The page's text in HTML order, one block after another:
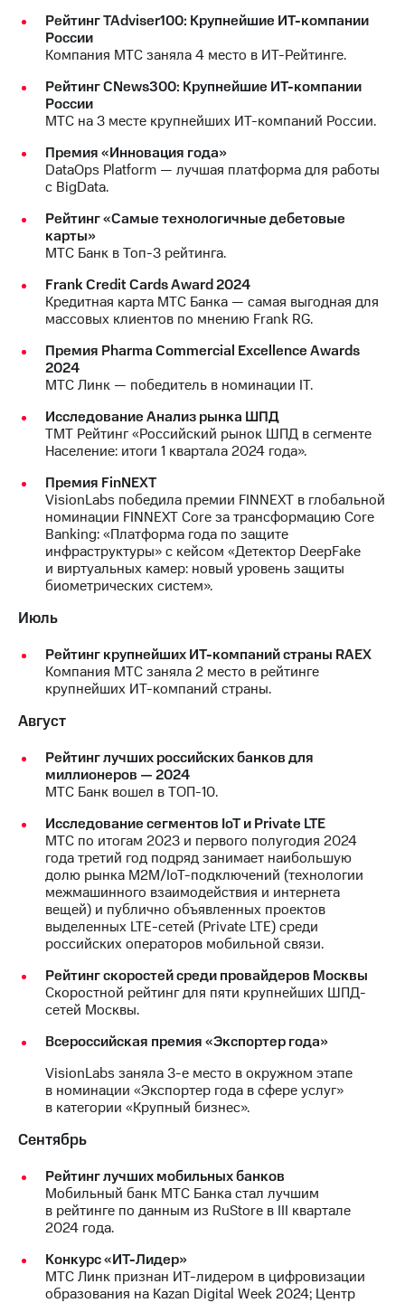
Описание
Программа
приобретения
Порядок
выкупа
акций
Дивиденды
облигаций
Описание
Уведомление
о
погашении
облигаций
Другое
Реквизиты
Контакты
развитие
деловая этика
На главную
Рейтинг TAdviser100: Крупнейшие ИТ-компании
России
Компания МТС заняла 4 место в ИТ-Рейтинге.
Рейтинг CNews300: Крупнейшие ИТ-компании
России
МТС на 3 месте крупнейших ИТ-компаний России.
Премия «Инновация года»
DataOps Platform — лучшая платформа для работы
с BigData.
Рейтинг «Самые технологичные дебетовые
карты»
МТС Банк в Топ-3 рейтинга.
Frank Credit Cards Award 2024
Кредитная карта МТС Банка — самая выгодная для
массовых клиентов по мнению Frank RG.
Премия Pharma Commercial Excellence Awards
2024
МТС Линк — победитель в номинации IT.
Исследование Анализ рынка ШПД
ТМТ Рейтинг «Российский рынок ШПД в сегменте
Население: итоги 1 квартала 2024 года».
Премия FinNEXT
VisionLabs победила премии FINNEXT в глобальной
номинации FINNEXT Core за трансформацию Core
Banking: «Платформа года по защите
инфраструктуры» с кейсом «Детектор DeepFake
и виртуальных камер: новый уровень защиты
биометрических систем».
Июль
Рейтинг крупнейших ИТ-компаний страны RAEX
Компания МТС заняла 2 место в рейтинге
крупнейших ИТ-компаний страны.
Август
Рейтинг лучших российских банков для
миллионеров — 2024
МТС Банк вошел в ТОП-10.
Исследование сегментов IoT и Private LTE
МТС по итогам 2023 и первого полугодия 2024
года третий год подряд занимает наибольшую
долю рынка M2M/IoT-подключений (технологии
межмашинного взаимодействия и интернета
вещей) и публично объявленных проектов
выделенных LTE-сетей (Private LTE) среди
российских операторов мобильной связи.
Рейтинг скоростей среди провайдеров Москвы
Скоростной рейтинг для пяти крупнейших ШПД-
сетей Москвы.
Всероссийская премия «Экспортер года»
VisionLabs заняла 3-е место в окружном этапе
в номинации «Экспортер года в сфере услуг»
в категории «Крупный бизнес».
Сентябрь
Рейтинг лучших мобильных банков
Мобильный банк МТС Банка стал лучшим
в рейтинге по данным из RuStore в III квартале
2024 года.
Конкурс «ИТ-Лидер»
МТС Линк признан ИТ-лидером в цифровизации
образования на Kazan Digital Week 2024; Центр